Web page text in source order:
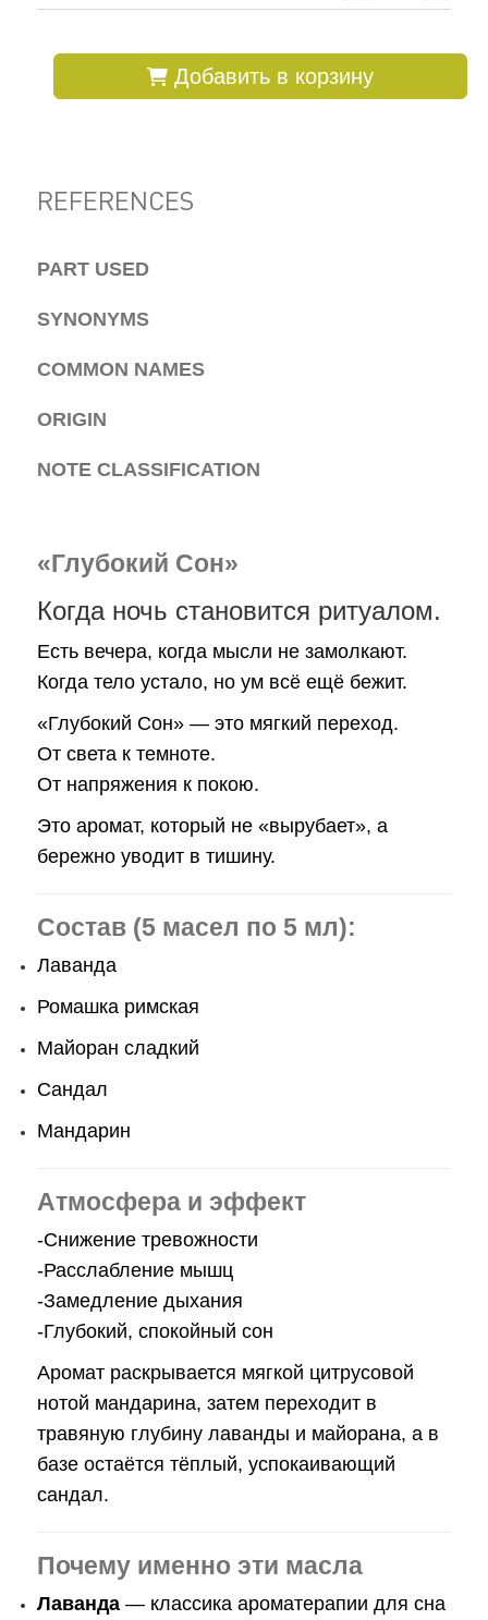
Добавить в корзину
REFERENCES
PART USED
SYNONYMS
COMMON NAMES
ORIGIN
NOTE CLASSIFICATION
«Глубокий Сон»
Когда ночь становится ритуалом.
Есть вечера, когда мысли не замолкают.
Когда тело устало, но ум всё ещё бежит.
«Глубокий Сон» — это мягкий переход.
От света к темноте.
От напряжения к покою.
Это аромат, который не «вырубает», а
бережно уводит в тишину.
Состав (5 масел по 5 мл):
Лаванда
Ромашка римская
Майоран сладкий
Сандал
Мандарин
Атмосфера и эффект
-Снижение тревожности
-Расслабление мышц
-Замедление дыхания
-Глубокий, спокойный сон
Аромат раскрывается мягкой цитрусовой
нотой мандарина, затем переходит в
травяную глубину лаванды и майорана, а в
базе остаётся тёплый, успокаивающий
сандал.
Почему именно эти масла
Лаванда— классика ароматерапии для сна